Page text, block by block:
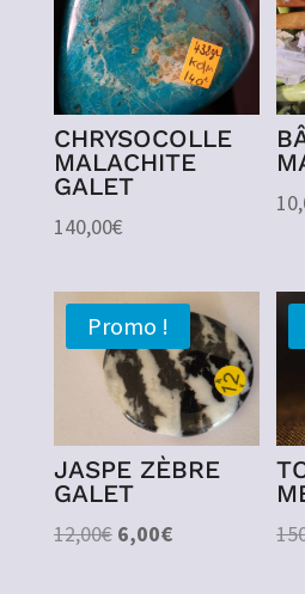
CHRYSOCOLLE
MALACHITE
GALET
140,00€
Promo !
JASPE ZÈBRE
GALET
12,00€ Le
6,00€Le